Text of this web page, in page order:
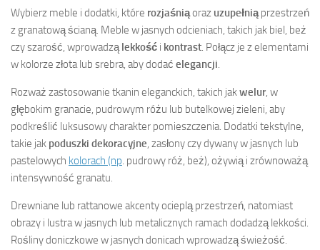
Wybierz meble i dodatki, które rozjaśniąoraz uzupełniąprzestrzeń
z granatową ścianą. Meble w jasnych odcieniach, takich jak biel, beż
czy szarość, wprowadząlekkość i kontrast. Połącz je z elementami
w kolorze złota lub srebra, aby dodać elegancji.
Rozważ zastosowanie tkanin eleganckich, takich jakwelur, w
głębokim granacie, pudrowym różu lub butelkowej zieleni, aby
podkreślić luksusowy charakter pomieszczenia. Dodatki tekstylne,
takie jak poduszki dekoracyjne, zasłony czy dywany w jasnych lub
pastelowych kolorach (np. pudrowy róż, beż), ożywią i zrównoważą
intensywność granatu.
Drewniane lub rattanowe akcenty ocieplą przestrzeń, natomiast
obrazy i lustra w jasnych lub metalicznych ramach dodadzą lekkości.
Rośliny doniczkowe w jasnych donicach wprowadzą świeżość.